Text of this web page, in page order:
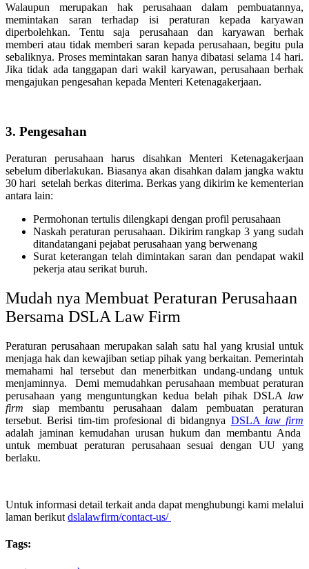
Walaupun merupakan hak perusahaan dalam pembuatannya,
memintakan saran terhadap isi peraturan kepada karyawan
diperbolehkan. Tentu saja perusahaan dan karyawan berhak
memberi atau tidak memberi saran kepada perusahaan, begitu pula
sebaliknya. Proses memintakan saran hanya dibatasi selama 14 hari.
Jika tidak ada tanggapan dari wakil karyawan, perusahaan berhak
mengajukan pengesahan kepada Menteri Ketenagakerjaan.
3. Pengesahan
Peraturan perusahaan harus disahkan Menteri Ketenagakerjaan
sebelum diberlakukan. Biasanya akan disahkan dalam jangka waktu
30 hari setelah berkas diterima. Berkas yang dikirim ke kementerian
antara lain:
Permohonan tertulis dilengkapi dengan profil perusahaan
Naskah peraturan perusahaan. Dikirim rangkap 3 yang sudah
ditandatangani pejabat perusahaan yang berwenang
Surat keterangan telah dimintakan saran dan pendapat wakil
pekerja atau serikat buruh.
Mudah nya Membuat Peraturan Perusahaan
Bersama DSLA Law Firm
Peraturan perusahaan merupakan salah satu hal yang krusial untuk
menjaga hak dan kewajiban setiap pihak yang berkaitan. Pemerintah
memahami hal tersebut dan menerbitkan undang-undang untuk
menjaminnya. Demi memudahkan perusahaan membuat peraturan
perusahaan yang menguntungkan kedua belah pihak DSLA law
firm siap membantu perusahaan dalam pembuatan peraturan
tersebut.Berisi tim-tim profesional di bidangnya DSLA law firm
adalah jaminan kemudahan urusan hukum dan membantu Anda
untuk membuat peraturan perusahaan sesuai dengan UU yang
berlaku.
Untuk informasi detail terkait anda dapat menghubungi kami melalui
laman berikut dslalawfirm/contact-us/
Tags: